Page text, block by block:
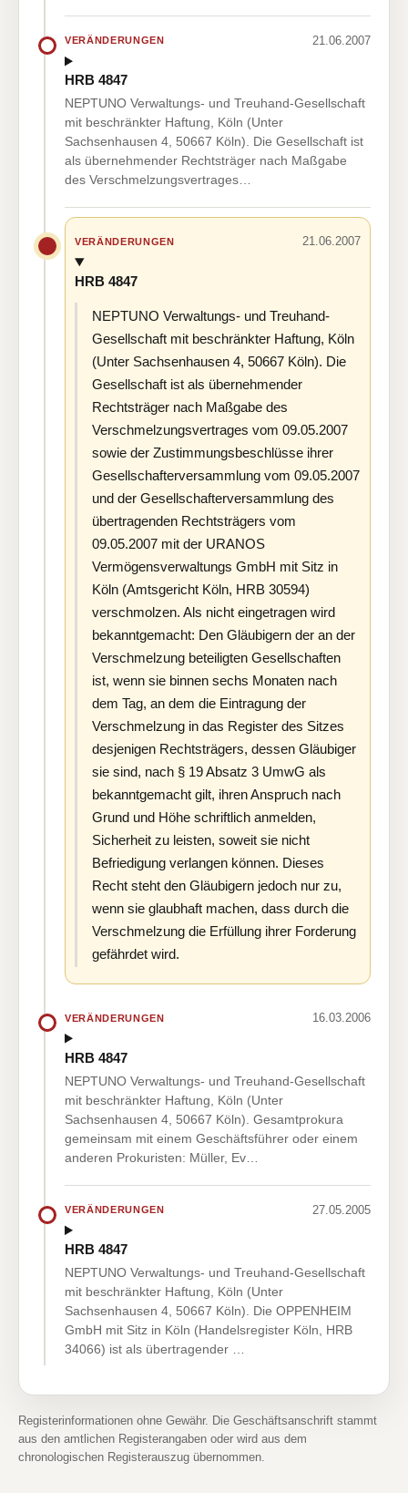
VERÄNDERUNGEN 21.06.2007
HRB 4847
NEPTUNO Verwaltungs- und Treuhand-Gesellschaft
mit beschränkter Haftung, Köln (Unter
Sachsenhausen 4, 50667 Köln). Die Gesellschaft ist
als übernehmender Rechtsträger nach Maßgabe
des Verschmelzungsvertrages…
VERÄNDERUNGEN 21.06.2007
HRB 4847
NEPTUNO Verwaltungs- und Treuhand-
Gesellschaft mit beschränkter Haftung, Köln
(Unter Sachsenhausen 4, 50667 Köln). Die
Gesellschaft ist als übernehmender
Rechtsträger nach Maßgabe des
Verschmelzungsvertrages vom 09.05.2007
sowie der Zustimmungsbeschlüsse ihrer
Gesellschafterversammlung vom 09.05.2007
und der Gesellschafterversammlung des
übertragenden Rechtsträgers vom
09.05.2007 mit der URANOS
Vermögensverwaltungs GmbH mit Sitz in
Köln (Amtsgericht Köln, HRB 30594)
verschmolzen. Als nicht eingetragen wird
bekanntgemacht: Den Gläubigern der an der
Verschmelzung beteiligten Gesellschaften
ist, wenn sie binnen sechs Monaten nach
dem Tag, an dem die Eintragung der
Verschmelzung in das Register des Sitzes
desjenigen Rechtsträgers, dessen Gläubiger
sie sind, nach § 19 Absatz 3 UmwG als
bekanntgemacht gilt, ihren Anspruch nach
Grund und Höhe schriftlich anmelden,
Sicherheit zu leisten, soweit sie nicht
Befriedigung verlangen können. Dieses
Recht steht den Gläubigern jedoch nur zu,
wenn sie glaubhaft machen, dass durch die
Verschmelzung die Erfüllung ihrer Forderung
gefährdet wird.
VERÄNDERUNGEN 16.03.2006
HRB 4847
NEPTUNO Verwaltungs- und Treuhand-Gesellschaft
mit beschränkter Haftung, Köln (Unter
Sachsenhausen 4, 50667 Köln). Gesamtprokura
gemeinsam mit einem Geschäftsführer oder einem
anderen Prokuristen: Müller, Ev…
VERÄNDERUNGEN 27.05.2005
HRB 4847
NEPTUNO Verwaltungs- und Treuhand-Gesellschaft
mit beschränkter Haftung, Köln (Unter
Sachsenhausen 4, 50667 Köln). Die OPPENHEIM
GmbH mit Sitz in Köln (Handelsregister Köln, HRB
34066) ist als übertragender …
Registerinformationen ohne Gewähr. Die Geschäftsanschrift stammt
aus den amtlichen Registerangaben oder wird aus dem
chronologischen Registerauszug übernommen.